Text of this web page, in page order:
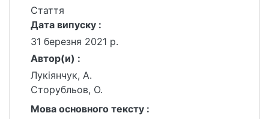
Стаття
Дата випуску :
31 березня 2021 р.
Автор(и) :
Лукіянчук, А.
Сторубльов, О.
Мова основного тексту :